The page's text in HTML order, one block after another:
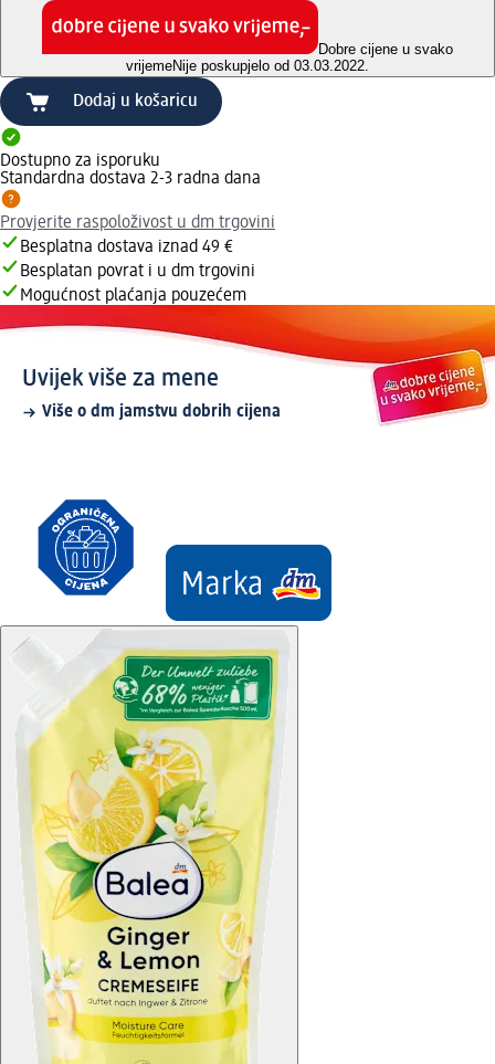
Dobre cijene u svako
vrijemeNije poskupjelo od 03.03.2022.
Dodaj u košaricu
Dostupno za isporuku
Standardna dostava 2-3 radna dana
Provjerite raspoloživost u dm trgovini
Besplatna dostava iznad 49 €
Besplatan povrat i u dm trgovini
Mogućnost plaćanja pouzećem
Uvijek više za mene
Više o dm jamstvu dobrih cijena